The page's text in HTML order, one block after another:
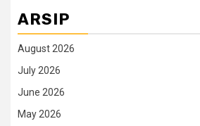
ARSIP
August 2026
July 2026
June 2026
May 2026